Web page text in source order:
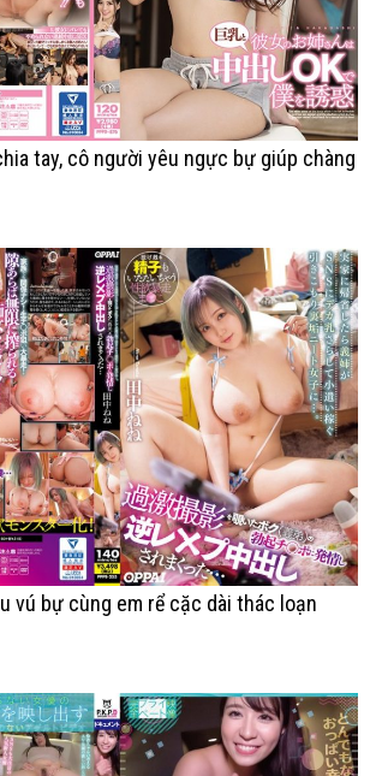
tay, cô người yêu ngực bự giúp chàng
vú bự cùng em rể cặc dài thác loạn